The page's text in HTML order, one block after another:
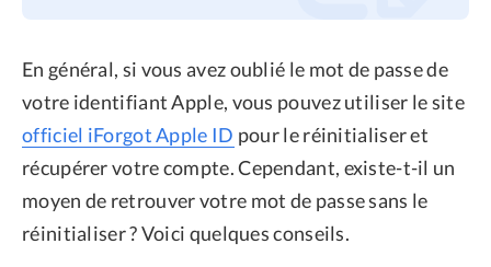
En général, si vous avez oublié le mot de passe de
votre identifiant Apple, vous pouvez utiliser le site
officiel iForgot Apple ID pour le réinitialiser et
récupérer votre compte. Cependant, existe-t-il un
moyen de retrouver votre mot de passe sans le
réinitialiser ? Voici quelques conseils.